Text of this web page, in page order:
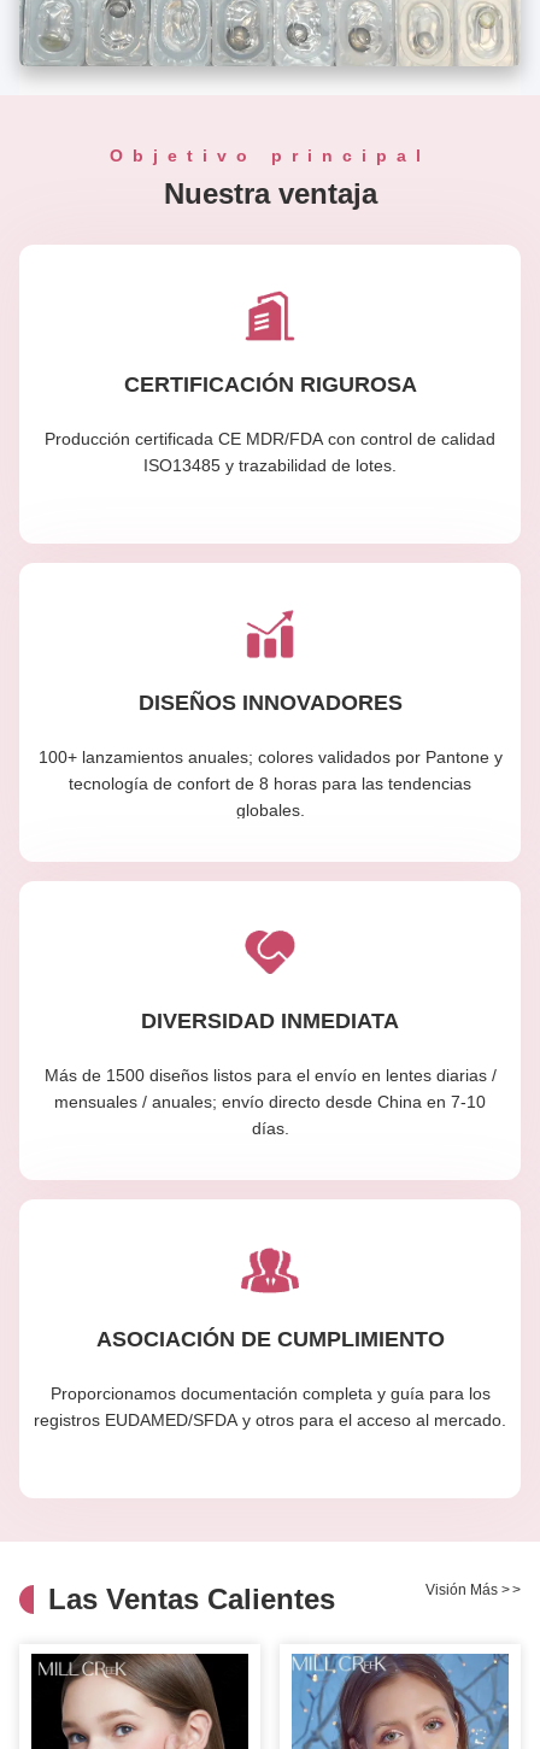
Objetivo principal
Nuestra ventaja
CERTIFICACIÓN RIGUROSA
Producción certificada CE MDR/FDA con control de calidad
ISO13485 y trazabilidad de lotes.
DISEÑOS INNOVADORES
100+ lanzamientos anuales; colores validados por Pantone y
tecnología de confort de 8 horas para las tendencias
globales.
DIVERSIDAD INMEDIATA
Más de 1500 diseños listos para el envío en lentes diarias /
mensuales / anuales; envío directo desde China en 7-10
días.
ASOCIACIÓN DE CUMPLIMIENTO
Proporcionamos documentación completa y guía para los
registros EUDAMED/SFDA y otros para el acceso al mercado.
Las Ventas Calientes Visión Más >>